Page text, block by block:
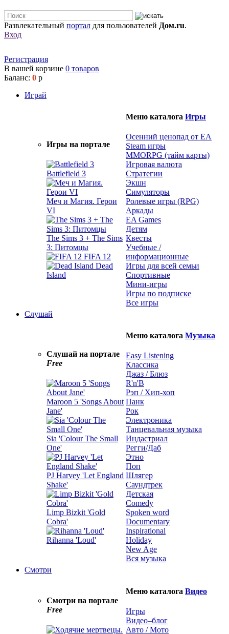
Развлекательный портал для пользователей Дом.ru.
Вход
Регистрация
В вашей корзине 0 товаров
Баланс: 0 р
Играй
Игры на портале
Battlefield 3
Меч и Магия. Герои
VI
The Sims 3 + The Sims
3: Питомцы
FIFA 12
Dead
Island
Меню каталога Игры
Осенний ценопад от EA
Steam игры
MMORPG (тайм карты)
Игровая валюта
Стратегии
Экшн
Симуляторы
Ролевые игры (RPG)
Аркады
EA Games
Детям
Квесты
Учебные /
информационные
Игры для всей семьи
Спортивные
Мини-игры
Игры по подписке
Все игры
Слушай
Слушай на портале
Free
Maroon 5 'Songs About
Jane'
Sia 'Colour The Small
One'
PJ Harvey 'Let England
Shake'
Limp Bizkit 'Gold
Cobra'
Rihanna 'Loud'
Меню каталога Музыка
Easy Listening
Классика
Джаз / Блюз
R'n'B
Рэп / Хип-хоп
Панк
Рок
Электроника
Танцевальная музыка
Индастриал
Регги/Даб
Этно
Поп
Шлягер
Саундтрек
Детская
Comedy
Spoken word
Documentary
Inspirational
Holiday
New Age
Вся музыка
Смотри
Смотри на портале
Free
Меню каталога Видео
Игры
Видео–блог
Авто / Мото